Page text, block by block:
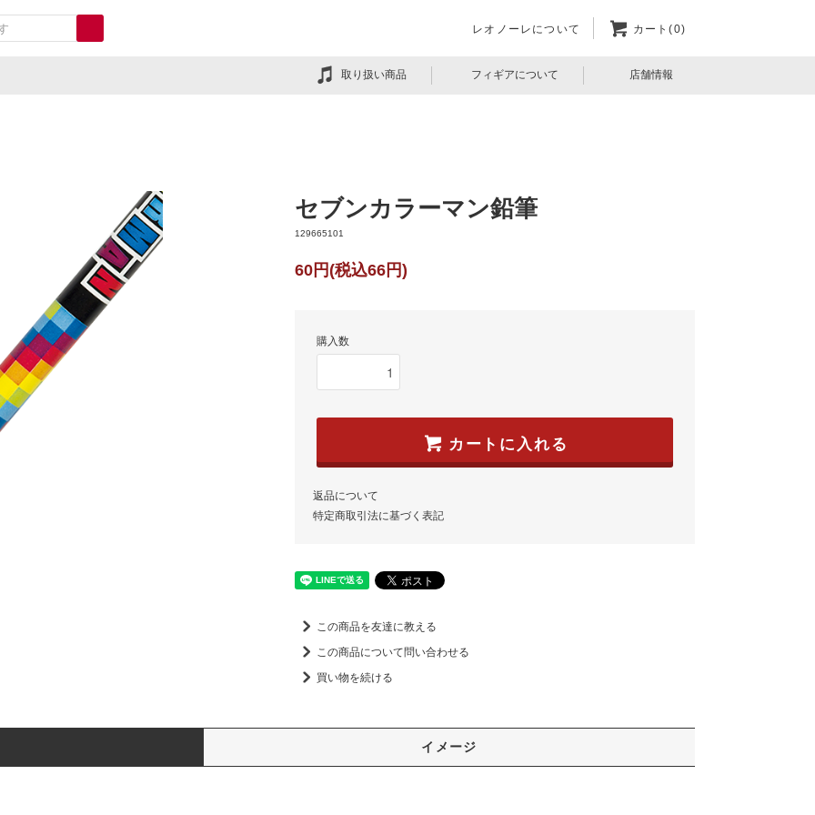
レオノーレについて カート(0)
取り扱い商品 フィギアについて 店舗情報
セブンカラーマン鉛筆
129665101
60円(税込66円)
購入数
カートに入れる
返品について
特定商取引法に基づく表記
この商品を友達に教える
この商品について問い合わせる
買い物を続ける
イメージ